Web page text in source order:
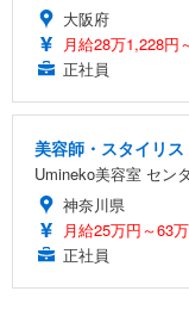
大阪府
月給28万1,228円
正社員
美容師・スタイリ
Umineko美容室 セン
神奈川県
月給25万円～63
正社員